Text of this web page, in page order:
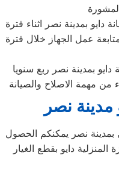
دايو بمدينة نصر اثناء فترة
عمل الجهاز خلال فترة
دايو بمدينة نصر ربع سنويا
من مهمة الاصلاح والصيانة
نصر
نصر يمكنكم الحصول
دايو بقطع الغيار